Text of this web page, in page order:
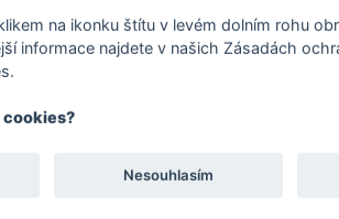
práškovou barvou - komaxitem
plech z vnitřní strany dveří přinýtován k rámu
na ikonku štítu v levém dolním rohu
informace najdete v našich Zásadách
cookies?
Nesouhlasím